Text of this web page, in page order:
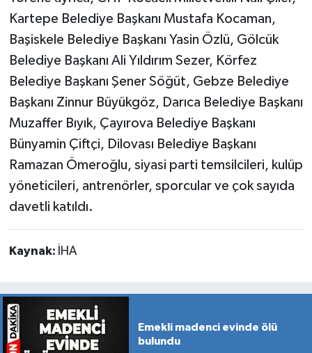
Kartepe Belediye Başkanı Mustafa Kocaman,
Başiskele Belediye Başkanı Yasin Özlü, Gölcük
Belediye Başkanı Ali Yıldırım Sezer, Körfez
Belediye Başkanı Şener Söğüt, Gebze Belediye
Başkanı Zinnur Büyükgöz, Darıca Belediye Başkanı
Muzaffer Bıyık, Çayırova Belediye Başkanı
Bünyamin Çiftçi, Dilovası Belediye Başkanı
Ramazan Ömeroğlu, siyasi parti temsilcileri, kulüp
yöneticileri, antrenörler, sporcular ve çok sayıda
davetli katıldı.
Kaynak: İHA
Emekli madenci evinde ölü
bulundu